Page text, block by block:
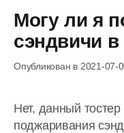
Могу ли я
сэндвичи
Опубликован в 2021-07-
Нет, данный
поджаривания